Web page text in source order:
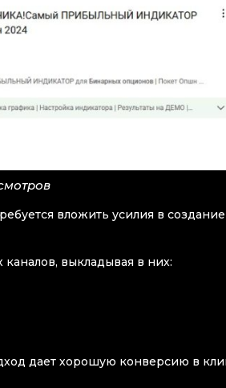
вложить усилия в создание
выкладывая в них:
дает хорошую конверсию в